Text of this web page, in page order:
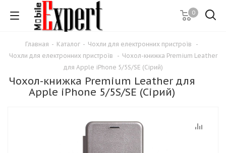
0
Главная - Каталог - Чохли для електронних пристроїв
-
Чохли для електронних пристроїв
- Чохол-книжка Premium Leather
для Apple iPhone 5/5S/SE (Сірий)
Чохол-книжка Premium Leather для
Apple iPhone 5/5S/SE (Сірий)